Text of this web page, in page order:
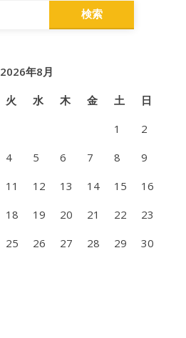
2026年8月
火 水 木 金 土
日
1
2
4 5 6 7 8
9
11 12 13 14 15
16
18 19 20 21 22
23
25 26 27 28 29
30